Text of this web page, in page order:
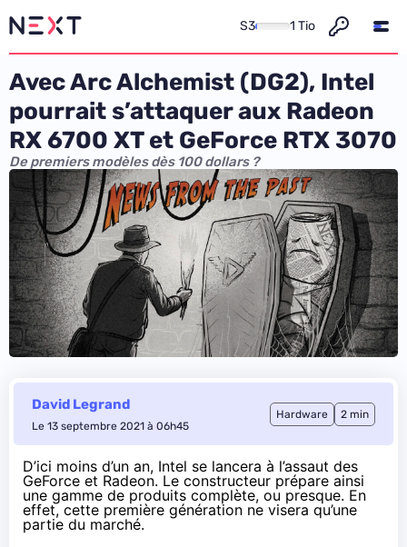
S3 1 Tio
Avec Arc Alchemist (DG2), Intel
pourrait s’attaquer aux Radeon
RX 6700 XT et GeForce RTX 3070
De premiers modèles dès 100 dollars ?
David Legrand
Le 13 septembre 2021 à 06h45
Hardware 2 min
D’ici moins d’un an, Intel se lancera à l’assaut des
GeForce et Radeon. Le constructeur prépare ainsi
une gamme de produits complète, ou presque. En
effet, cette première génération ne visera qu’une
partie du marché.